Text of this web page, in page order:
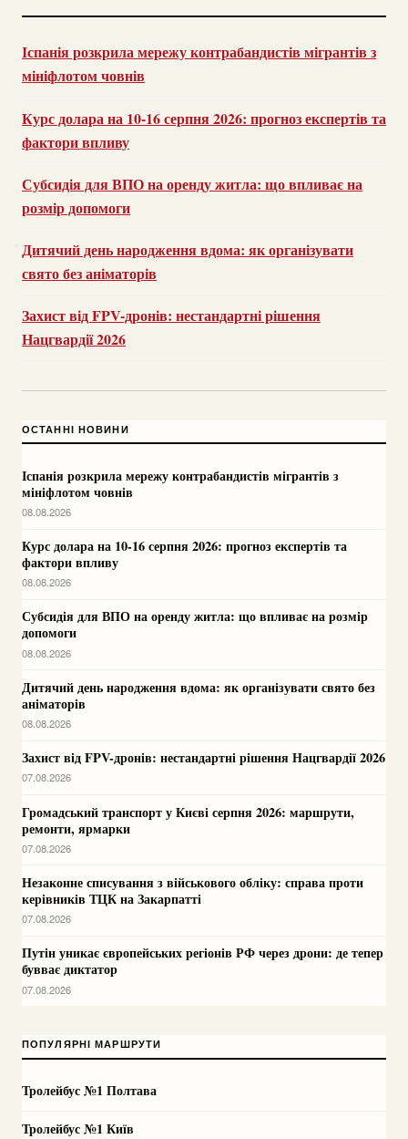
Іспанія розкрила мережу контрабандистів мігрантів з
мініфлотом човнів
Курс долара на 10-16 серпня 2026: прогноз експертів та
фактори впливу
Субсидія для ВПО на оренду житла: що впливає на
розмір допомоги
Дитячий день народження вдома: як організувати
свято без аніматорів
Захист від FPV-дронів: нестандартні рішення
Нацгвардії 2026
ОСТАННІ НОВИНИ
Іспанія розкрила мережу контрабандистів мігрантів з
мініфлотом човнів
08.08.2026
Курс долара на 10-16 серпня 2026: прогноз експертів та
фактори впливу
08.08.2026
Субсидія для ВПО на оренду житла: що впливає на розмір
допомоги
08.08.2026
Дитячий день народження вдома: як організувати свято без
аніматорів
08.08.2026
Захист від FPV-дронів: нестандартні рішення Нацгвардії 2026
07.08.2026
Громадський транспорт у Києві серпня 2026: маршрути,
ремонти, ярмарки
07.08.2026
Незаконне списування з військового обліку: справа проти
керівників ТЦК на Закарпатті
07.08.2026
Путін уникає європейських регіонів РФ через дрони: де тепер
бувває диктатор
07.08.2026
ПОПУЛЯРНІ МАРШРУТИ
Тролейбус №1 Полтава
Тролейбус №1 Київ